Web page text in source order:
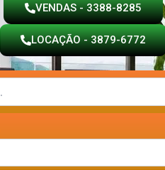
VENDAS - 3388-8285
LOCAÇÃO - 3879-6772